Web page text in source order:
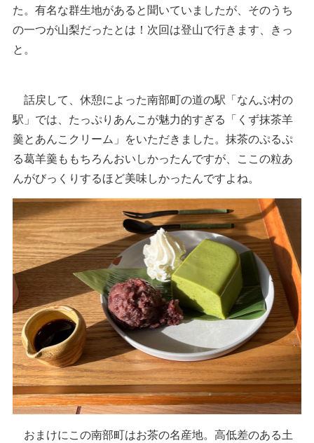
た。有名な群生地があると聞いていましたが、そのうち
の一つが山梨だったとは！次回は登山で行きます、きっ
と。
話戻して、休憩によった南部町の道の駅「なんぶ村の
駅」では、たっぷりあんこが魅力的すぎる「くず抹茶羊
羹とあんこクリーム」をいただきました。抹茶のぷるぷ
る葛羊羹ももちろんおいしかったんですが、ここの粒あ
んがびっくりするほど美味しかったんですよね。
おまけにこの南部町はお茶の名産地。高低差のある土